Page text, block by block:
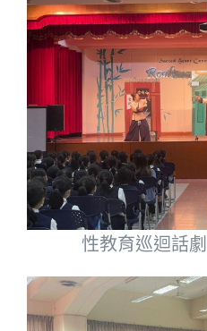
性教育巡迴話